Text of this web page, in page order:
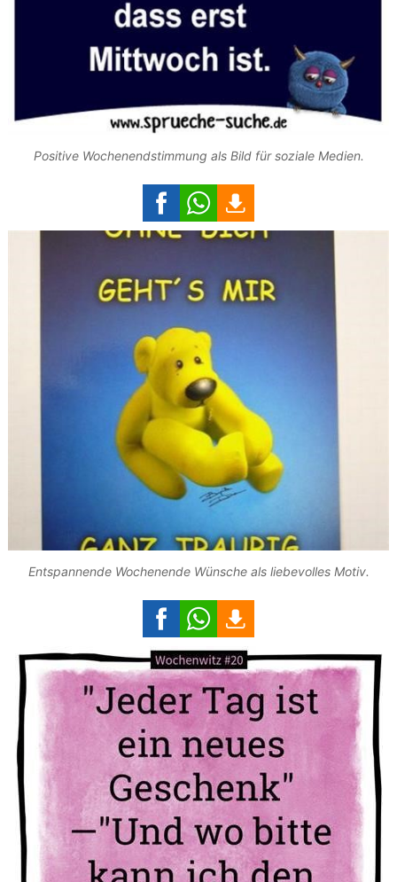
Positive Wochenendstimmung als Bild für soziale Medien.
Entspannende Wochenende Wünsche als liebevolles Motiv.